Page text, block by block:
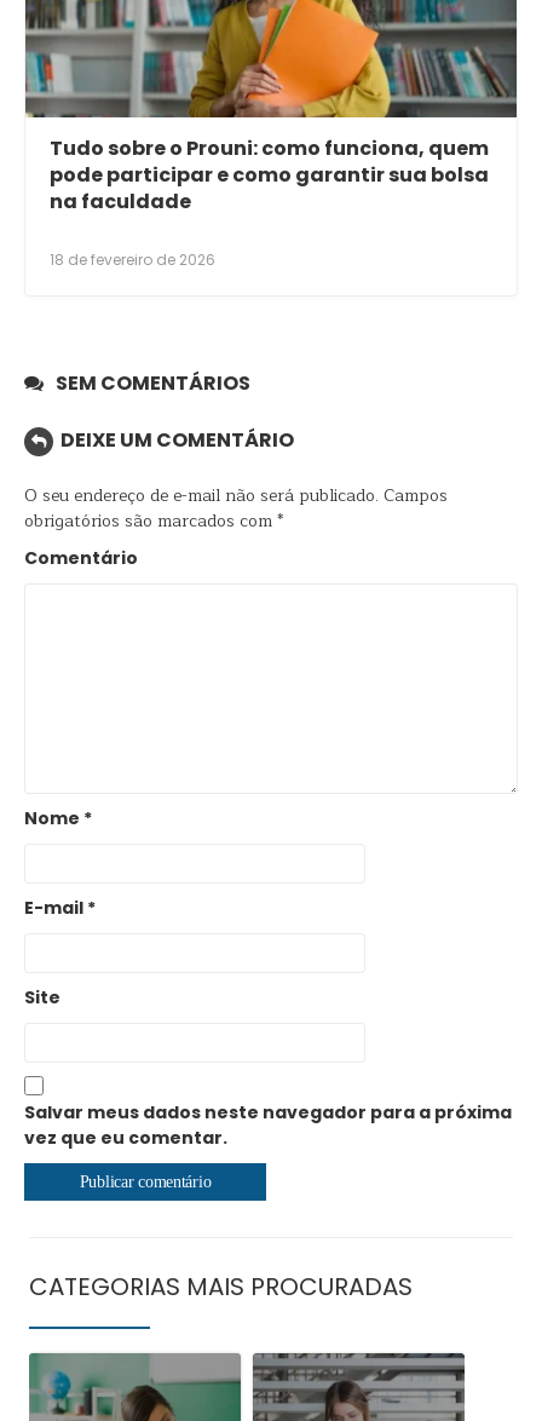
Tudo sobre o Prouni: como funciona, quem
pode participar e como garantir sua bolsa
na faculdade
18 de fevereiro de 2026
SEM COMENTÁRIOS
DEIXE UM COMENTÁRIO
O seu endereço de e-mail não será publicado. Campos
obrigatórios são marcados com*
Comentário
Nome *
E-mail *
Site
Salvar meus dados neste navegador para a próxima
vez que eu comentar.
CATEGORIAS MAIS PROCURADAS